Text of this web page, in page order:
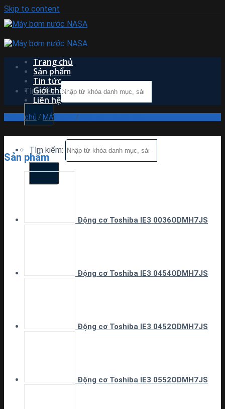
Skip to content
Tìm kiếm:
Tìm kiếm:
Trang chủ
Sản phẩm
Tin tức
Giới thiệu
Liên hệ
Trang chủ / MÁY BƠM /
Sản phẩm
Động cơ Toshiba IE3 0036ODMH7JS
Động cơ Toshiba IE3 0454ODMH7JS
Động cơ Toshiba IE3 0452ODMH7JS
Động cơ Toshiba IE3 0552ODMH7JS